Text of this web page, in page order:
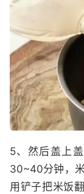
5、然后盖上
30~40分钟，
用铲子把米饭